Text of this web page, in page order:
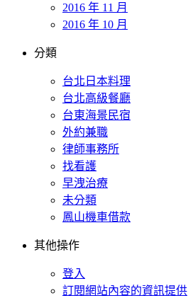
2016 年 11 月
2016 年 10 月
分類
台北日本料理
台北高級餐廳
台東海景民宿
外約兼職
律師事務所
找看護
早洩治療
未分類
鳳山機車借款
其他操作
登入
訂閱網站內容的資訊提供